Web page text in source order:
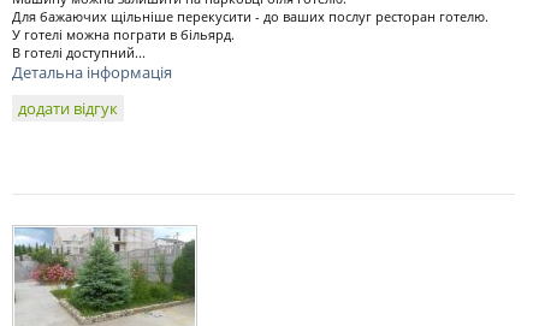
Для бажаючих щільніше перекусити - до ваших послуг ресторан готелю.
У готелі можна пограти в більярд.
В готелі доступний...
Детальна інформація
додати відгук